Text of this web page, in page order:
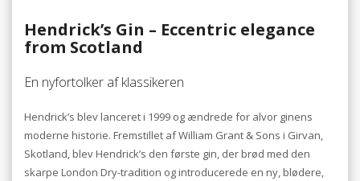
Hendrick’s Gin – Eccentric elegance
from Scotland
En nyfortolker af klassikeren
Hendrick’s blev lanceret i 1999 og ændrede for alvor ginens
moderne historie. Fremstillet af William Grant & Sons i Girvan,
Skotland, blev Hendrick’s den første gin, der brød med den
skarpe London Dry-tradition og introducerede en ny, blødere,